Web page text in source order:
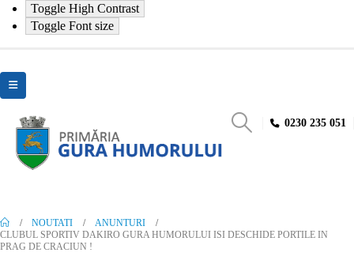
Toggle High Contrast
Toggle Font size
0230 235 051
NOUTATI
ANUNTURI
CLUBUL SPORTIV DAKIRO GURA HUMORULUI ISI DESCHIDE PORTILE IN
PRAG DE CRACIUN !